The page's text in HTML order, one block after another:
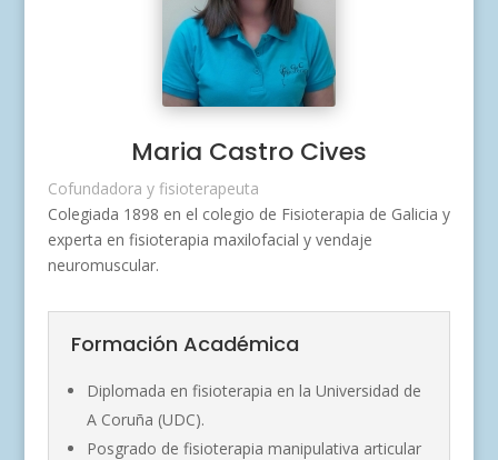
Maria Castro Cives
Cofundadora y fisioterapeuta
Colegiada 1898 en el colegio de Fisioterapia de Galicia y
experta en fisioterapia maxilofacial y vendaje
neuromuscular.
Formación Académica
Diplomada en fisioterapia en la Universidad de
A Coruña (UDC).
Posgrado de fisioterapia manipulativa articular